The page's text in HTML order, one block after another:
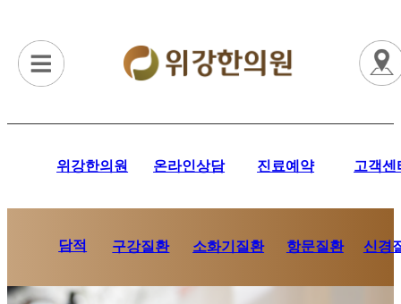
위강한의원 온라인상담 진료예약 고객센
담적 구강질환 소화기질환 항문질환 신경